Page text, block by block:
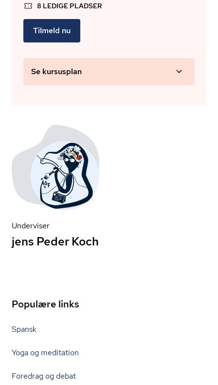
8 LEDIGE PLADSER
Tilmeld nu
Se kursusplan
Underviser
jens Peder Koch
Populære links
Spansk
Yoga og meditation
Foredrag og debat